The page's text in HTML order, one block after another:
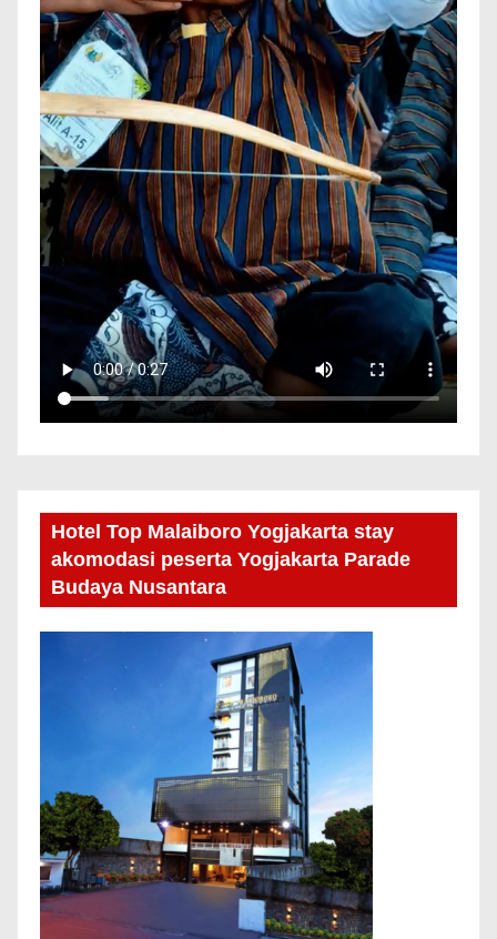
Hotel Top Malaiboro Yogjakarta stay
akomodasi peserta Yogjakarta Parade
Budaya Nusantara